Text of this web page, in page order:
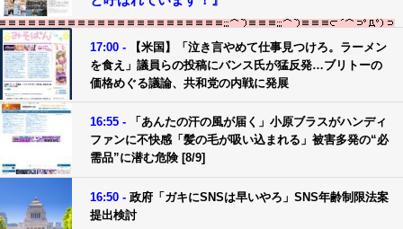
17:00 -
【米国】「泣き言やめて仕事見つけろ。ラーメン
を食え」議員らの投稿にバンス氏が猛反発…ブリトーの
価格めぐる議論、共和党の内戦に発展
16:55 -
「あんたの汗の風が届く」小原ブラスがハンディ
ファンに不快感「髪の毛が吸い込まれる」被害多発の“必
需品”に潜む危険 [8/9]
16:50 - 政府「ガキにSNSは早いやろ」SNS年齢制限法案
提出検討